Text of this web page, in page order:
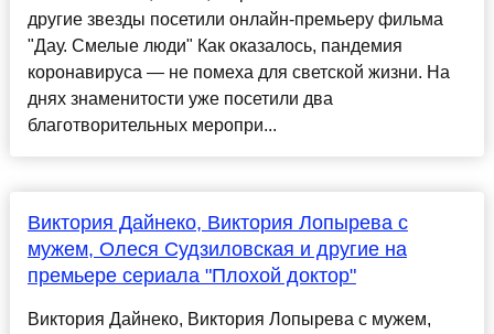
другие звезды посетили онлайн-премьеру фильма
"Дау. Смелые люди" Как оказалось, пандемия
коронавируса — не помеха для светской жизни. На
днях знаменитости уже посетили два
благотворительных меропри...
Виктория Дайнеко, Виктория Лопырева с
мужем, Олеся Судзиловская и другие на
премьере сериала "Плохой доктор"
Виктория Дайнеко, Виктория Лопырева с мужем,